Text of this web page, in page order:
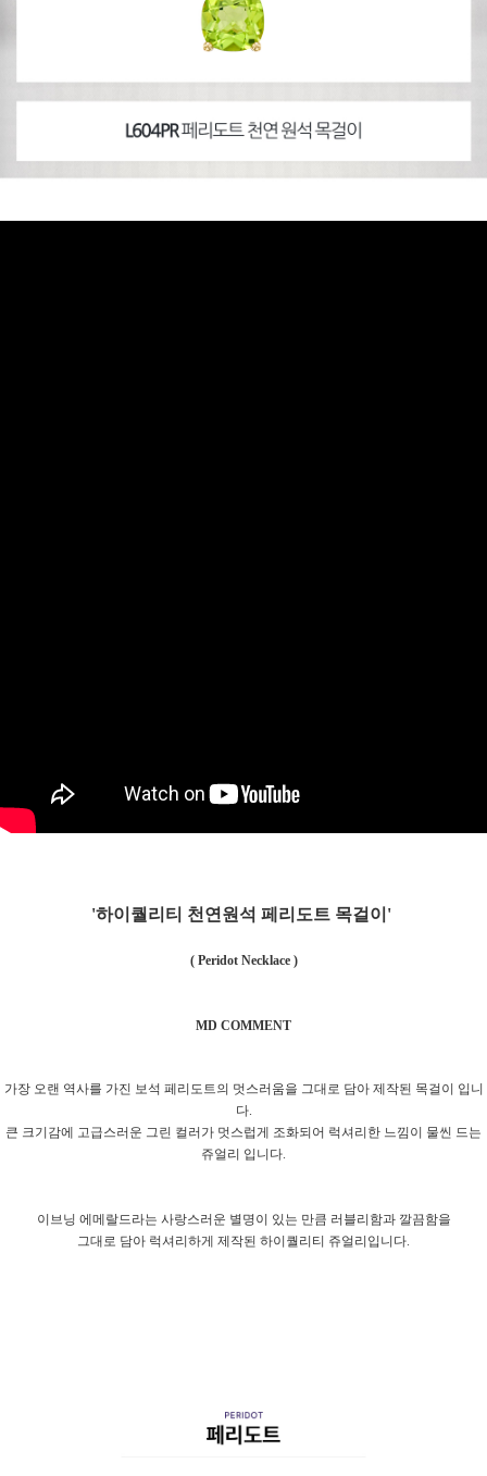
'하이퀄리티 천연원석 페리도트 목걸이'
( Peridot Necklace )
MD COMMENT
가장 오랜 역사를 가진 보석 페리도트의 멋스러움을 그대로 담아 제작된 목걸이 입니
다.
큰 크기감에 고급스러운 그린 컬러가 멋스럽게 조화되어 럭셔리한 느낌이 물씬 드는
쥬얼리 입니다.
이브닝 에메랄드라는 사랑스러운 별명이 있는 만큼 러블리함과 깔끔함을
그대로 담아 럭셔리하게 제작된 하이퀄리티 쥬얼리입니다.